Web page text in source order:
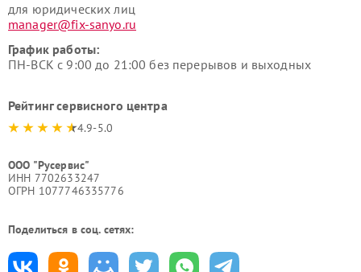
для юридических лиц
manager@fix-sanyo.ru
График работы:
ПН-ВСК с 9:00 до 21:00 без перерывов и выходных
Рейтинг сервисного центра
4.9-5.0
ООО "Русервис"
ИНН 7702633247
ОГРН 1077746335776
Поделиться в соц. сетях: